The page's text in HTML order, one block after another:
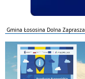
Gmina Łososina Dolna Zaprasza